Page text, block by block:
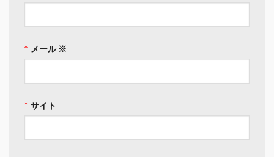
メール ※
サイト